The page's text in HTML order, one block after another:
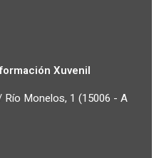
Xuvenil
Monelos, 1 (15006 - A